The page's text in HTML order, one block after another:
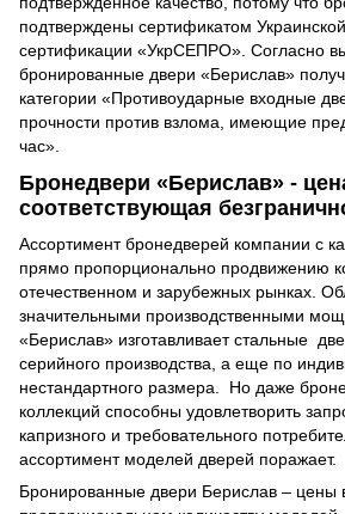
подтверждены сертификатом
сертификации «УкрСЕПРО». Согласно
бронированные двери «Берислав»
категории «Противоударные входные
прочности против взлома, имеющие
час».
Бронедвери «Берислав» -
соответствующая
Ассортимент бронедверей компании с
прямо пропорционально продвижению
отечественном и зарубежных рынках.
значительными производственными
«Берислав» изготавливает стальные
серийного производства, а еще по
нестандартного размера. Но даже
коллекций способны удовлетворить
капризного и требовательного
ассортимент моделей дверей поражает.
Бронированные двери Берислав – цены